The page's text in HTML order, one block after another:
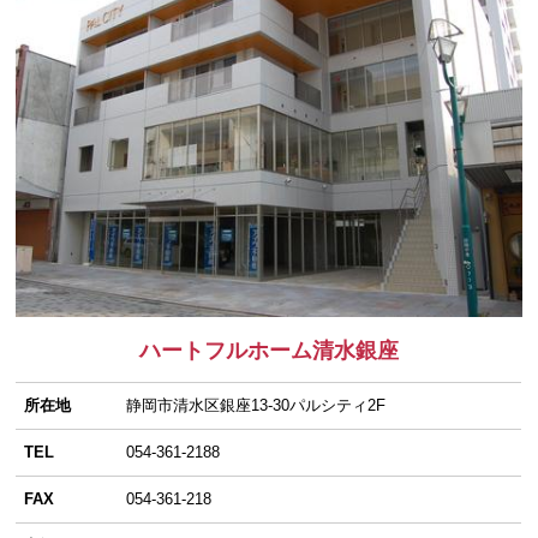
ハートフルホーム清水銀座
所在地 静岡市清水区銀座13-30パルシティ2F
TEL 054-361-2188
FAX 054-361-218